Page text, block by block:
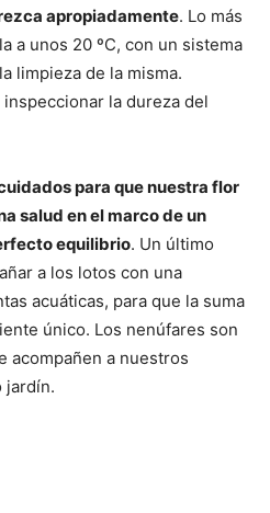
apropiadamente. Lo más
a unos 20 ºC, con un sistema
limpieza de la misma.
la dureza del
para que nuestra flor
salud en el marco de un
equilibrio. Un último
a los lotos con una
acuáticas, para que la suma
único. Los nenúfares son
acompañen a nuestros
jardín.